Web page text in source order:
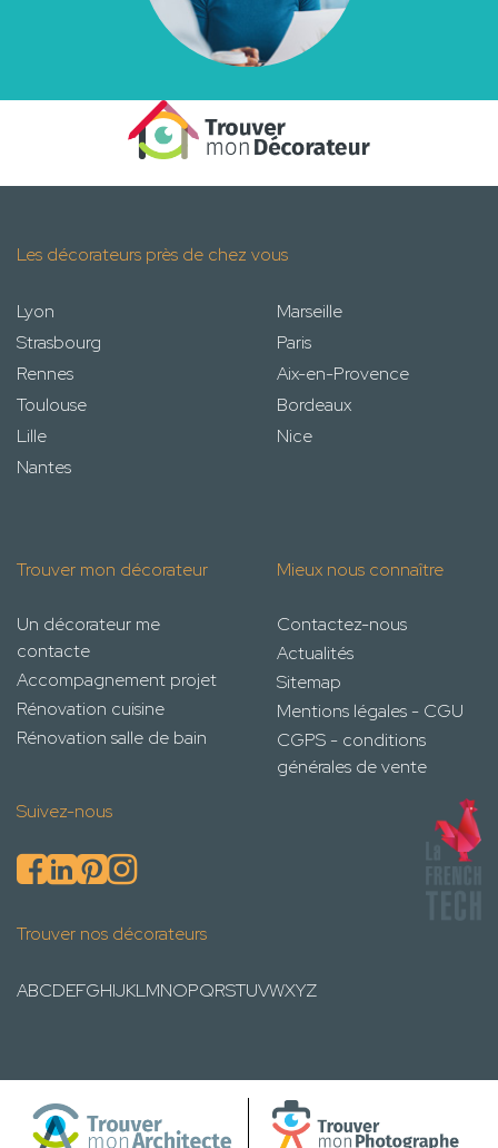
Les décorateurs près de chez vous
Lyon
Marseille
Strasbourg
Paris
Rennes
Aix-en-Provence
Toulouse
Bordeaux
Lille
Nice
Nantes
Trouver mon décorateur
Un décorateur me
contacte
Accompagnement projet
Rénovation cuisine
Rénovation salle de bain
Mieux nous connaître
Contactez-nous
Actualités
Sitemap
Mentions légales - CGU
CGPS - conditions
générales de vente
Suivez-nous
Trouver nos décorateurs
ABCDEFGHIJKLMNOPQRSTUVWXYZ